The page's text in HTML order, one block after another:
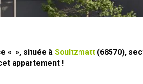
« », située àSoultzmatt (68570),
appartement !